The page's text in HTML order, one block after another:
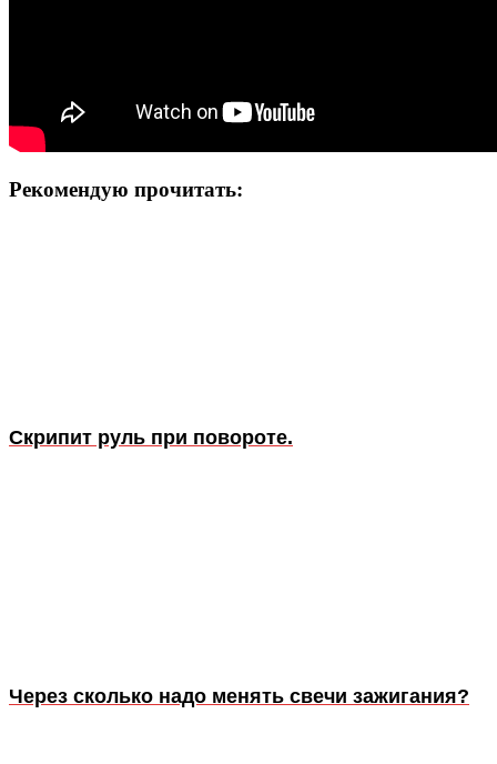
Рекомендую прочитать:
Скрипит руль при повороте.
Через сколько надо менять свечи зажигания?